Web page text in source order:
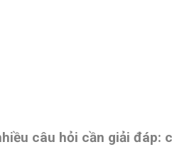
câu hỏi cần giải đáp: